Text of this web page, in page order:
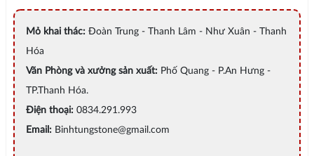
Mỏ khai thác:Đoàn Trung - Thanh Lâm - Như Xuân - Thanh
Hóa
Văn Phòng và xưởng sản xuất:Phố Quang - P.An Hưng -
TP.Thanh Hóa.
Điện thoại:0834.291.993
Email:Binhtungstone@gmail.com